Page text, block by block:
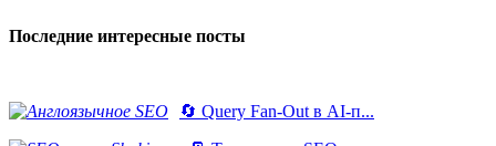
Последние интересные посты
🔄 Query Fan-Out в AI-п...